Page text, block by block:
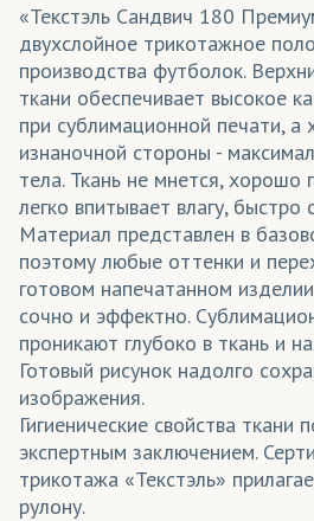
«Текстэль Сандвич 180
двухслойное трикотажное
производства футболок.
ткани обеспечивает высокое
при сублимационной печати, а
изнаночной стороны -
тела. Ткань не мнется, хорошо
легко впитывает влагу, быстро
Материал представлен в
поэтому любые оттенки и
готовом напечатанном
сочно и эффектно.
проникают глубоко в ткань и
Готовый рисунок надолго
изображения.
Гигиенические свойства ткани
экспертным заключением.
трикотажа «Текстэль»
рулону.